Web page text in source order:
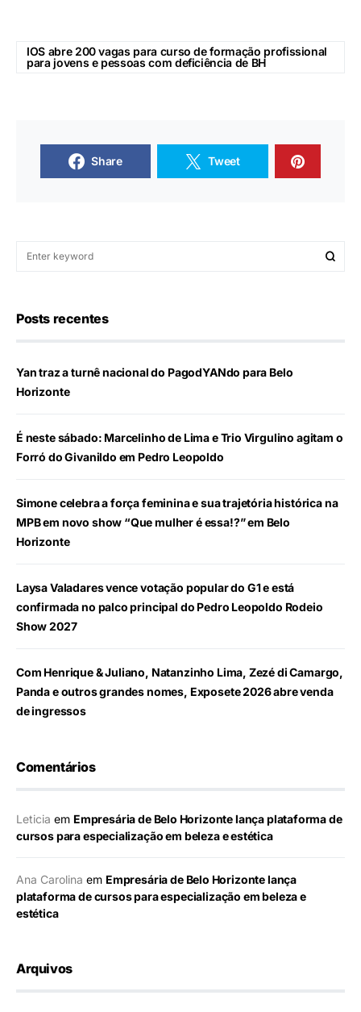
IOS abre 200 vagas para curso de formação profissional
para jovens e pessoas com deficiência de BH
Share Tweet
Posts recentes
Yan traz a turnê nacional do PagodYANdo para Belo
Horizonte
É neste sábado: Marcelinho de Lima e Trio Virgulino agitam o
Forró do Givanildo em Pedro Leopoldo
Simone celebra a força feminina e sua trajetória histórica na
MPB em novo show “Que mulher é essa!?” em Belo
Horizonte
Laysa Valadares vence votação popular do G1 e está
confirmada no palco principal do Pedro Leopoldo Rodeio
Show 2027
Com Henrique & Juliano, Natanzinho Lima, Zezé di Camargo,
Panda e outros grandes nomes, Exposete 2026 abre venda
de ingressos
Comentários
Leticia em Empresária de Belo Horizonte lança plataforma de
cursos para especialização em beleza e estética
Ana Carolina em Empresária de Belo Horizonte lança
plataforma de cursos para especialização em beleza e
estética
Arquivos